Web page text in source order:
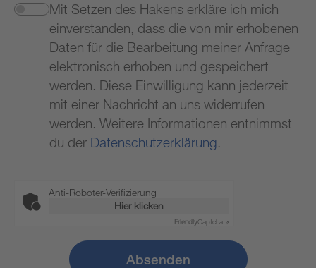
Mit Setzen des Hakens erkläre ich mich
einverstanden, dass die von mir erhobenen
Daten für die Bearbeitung meiner Anfrage
elektronisch erhoben und gespeichert
werden. Diese Einwilligung kann jederzeit
mit einer Nachricht an uns widerrufen
werden. Weitere Informationen entnimmst
du der Datenschutzerklärung.
Anti-Roboter-Verifizierung
Hier klicken
FriendlyCaptcha ⇗
Absenden